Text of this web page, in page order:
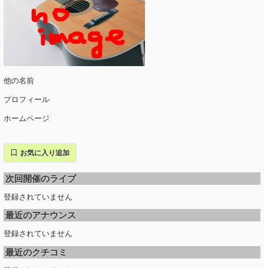
他の名前
プロフィール
ホームページ
お気に入り追加
次回開催のライブ
登録されていません
最近のアナウンス
登録されていません
最近のクチコミ